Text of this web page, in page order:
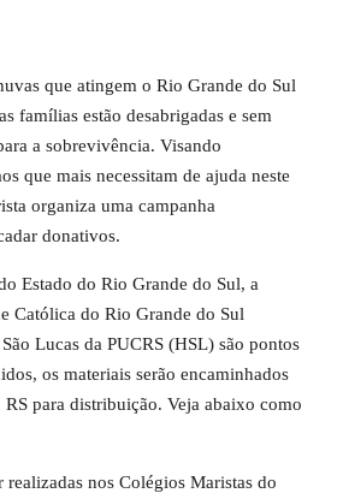
que atingem o Rio Grande do Sul
famílias estão desabrigadas e sem
a sobrevivência. Visando
que mais necessitam de ajuda neste
organiza uma campanha
donativos.
Estado do Rio Grande do Sul, a
Católica do Rio Grande do Sul
Lucas da PUCRS (HSL) ​são pontos
os materiais serão encaminhados
para distribuição. Veja abaixo como
realizadas nos Colégios Maristas do